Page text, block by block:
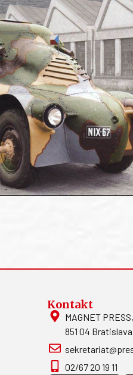
Kontakt
MAGNET
851 04
02/67 20 19 11